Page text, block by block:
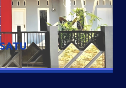
dengan harga subsidi hanya 100
di Tuban